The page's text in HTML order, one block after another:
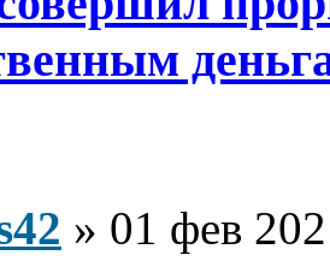
» 01 фев